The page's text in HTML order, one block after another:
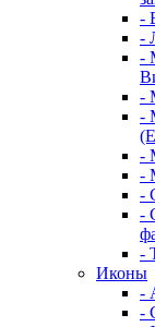
-
-
-
-
-
-
-
-
-
-
Иконы
-
-